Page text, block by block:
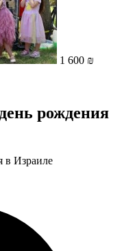
1 600 ₪
рождения
в Израиле